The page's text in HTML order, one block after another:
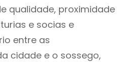
qualidade, proximidade
e socias e
entre as
cidade e o sossego,